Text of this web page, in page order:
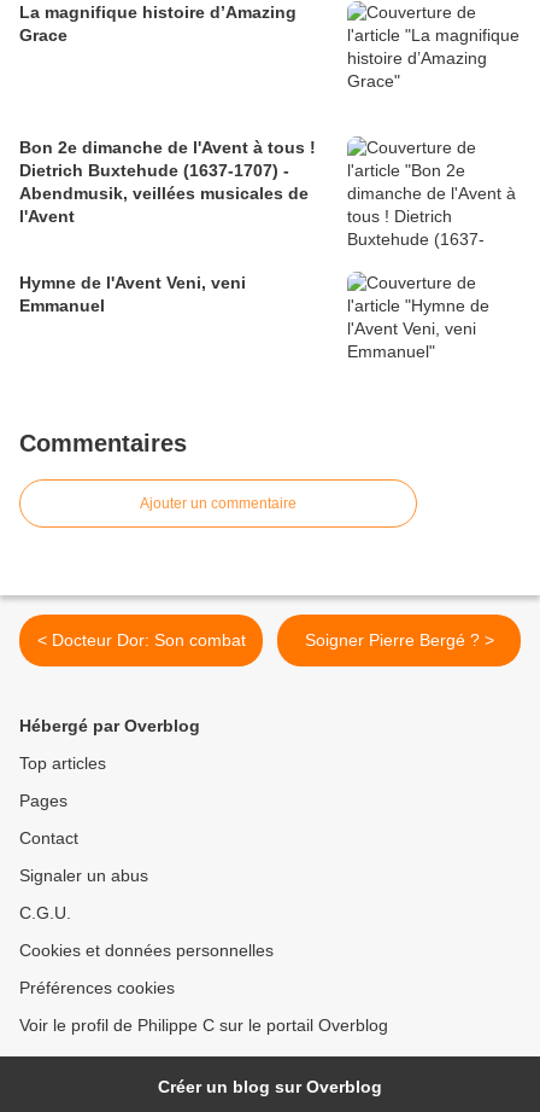
La magnifique histoire d’Amazing
Grace
Bon 2e dimanche de l'Avent à tous !
Dietrich Buxtehude (1637-1707) -
Abendmusik, veillées musicales de
l'Avent
Hymne de l'Avent Veni, veni
Emmanuel
Commentaires
Ajouter un commentaire
< Docteur Dor: Son combat Soigner Pierre Bergé ? >
Hébergé par Overblog
Top articles
Pages
Contact
Signaler un abus
C.G.U.
Cookies et données personnelles
Préférences cookies
Voir le profil de Philippe C sur le portail Overblog
Créer un blog sur Overblog